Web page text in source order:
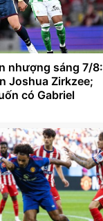
nhượng sáng 7/8:
Joshua Zirkzee;
có Gabriel